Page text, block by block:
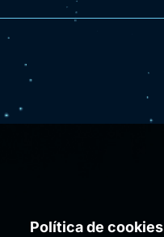
Política de cookies